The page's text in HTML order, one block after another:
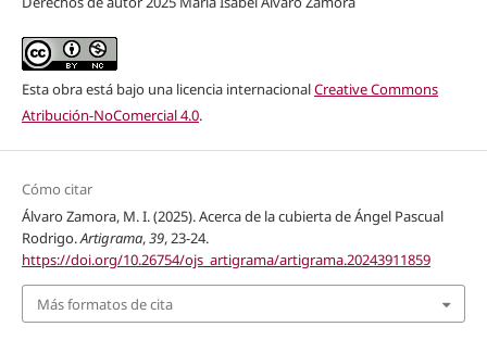
Esta obra está bajo una licencia internacionalCreative Commons
Atribución-NoComercial 4.0.
Cómo citar
Álvaro Zamora, M. I. (2025). Acerca de la cubierta de Ángel Pascual
Rodrigo.Artigrama,39, 23-24.
https://doi.org/10.26754/ojs_artigrama/artigrama.20243911859
Más formatos de cita